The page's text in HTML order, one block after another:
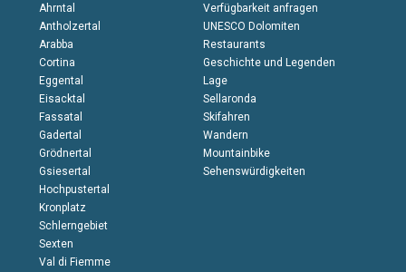
Ahrntal
Antholzertal
Arabba
Cortina
Eggental
Eisacktal
Fassatal
Gadertal
Grödnertal
Gsiesertal
Hochpustertal
Kronplatz
Schlerngebiet
Sexten
Val di Fiemme
Verfügbarkeit anfragen
UNESCO Dolomiten
Restaurants
Geschichte und Legenden
Lage
Sellaronda
Skifahren
Wandern
Mountainbike
Sehenswürdigkeiten